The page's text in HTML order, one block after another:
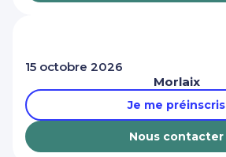
15 octobre 2026
Morlaix
Je me préinscris
Nous contacter